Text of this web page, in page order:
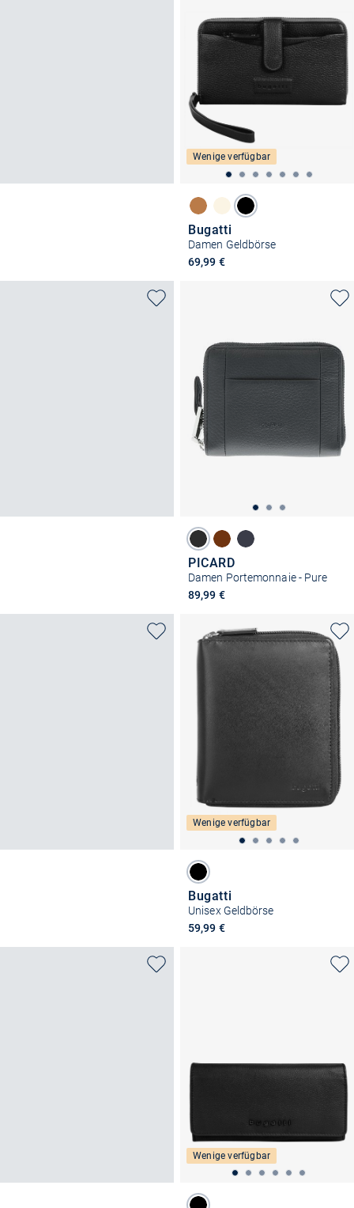
Wenige verfügbar
Bugatti
Damen Geldbörse
69,99 €
PICARD
Damen Portemonnaie - Pure
89,99 €
Wenige verfügbar
Bugatti
Unisex Geldbörse
59,99 €
Wenige verfügbar